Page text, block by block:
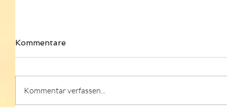
Kommentare
Kommentar verfassen...